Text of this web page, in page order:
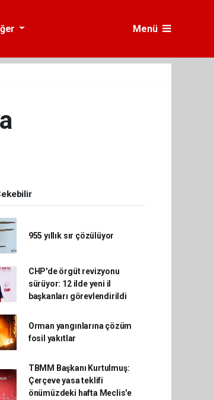
Menü
955 yıllık sır çözülüyor
CHP'de örgüt revizyonu
sürüyor: 12 ilde yeni il
başkanları görevlendirildi
Orman yangınlarına çözüm
fosil yakıtlar
TBMM Başkanı Kurtulmuş:
Çerçeve yasa teklifi
önümüzdeki hafta Meclis'e